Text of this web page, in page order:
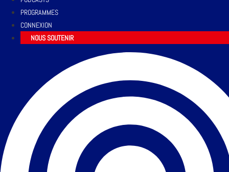
PROGRAMMES
CONNEXION
NOUS SOUTENIR